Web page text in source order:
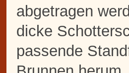
abgetragen
dicke
passende